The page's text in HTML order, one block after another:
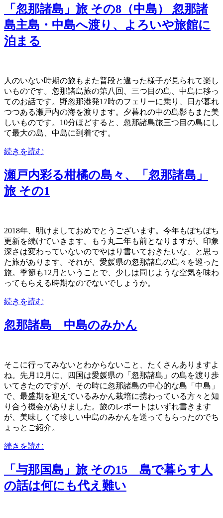
「忽那諸島」旅 その8（中島） 忽那諸
島主島・中島へ渡り、よろいや旅館に
泊まる
人のいない時期の旅もまた普段と違った様子が見られて楽し
いものです。忽那諸島旅の第八回、三つ目の島、中島に移っ
てのお話です。野忽那港発17時のフェリーに乗り、日が暮れ
つつある瀬戸内の海を渡ります。夕暮れの中の島影もまた美
しいものです。10分ほどすると、忽那諸島旅三つ目の島にし
て最大の島、中島に到着です。
続きを読む
瀬戸内彩る柑橘の島々、「忽那諸島」
旅 その1
2018年、明けましておめでとうございます。今年もぼちぼち
更新を続けていきます。もう丸二年も前となりますが、印象
深さは変わっていないのでやはり書いておきたいな、と思っ
た旅があります。それが、愛媛県の忽那諸島の島々を巡った
旅。季節も12月ということで、少しは同じような空気を味わ
ってもらえる時期なのでないでしょうか。
続きを読む
忽那諸島 中島のみかん
そこに行ってみないとわからないこと、たくさんありますよ
ね。先月12月に、四国は愛媛県の「忽那諸島」の島を渡り歩
いてきたのですが、その時に忽那諸島の中心的な島「中島」
で、最盛期を迎えているみかん栽培に携わっている方々と知
り合う機会がありました。旅のレポートはいずれ書きます
が、美味しくて珍しい中島のみかんを送ってもらったのでち
ょっとご紹介。
続きを読む
「与那国島」旅 その15 島で暮らす人
の話は何にも代え難い